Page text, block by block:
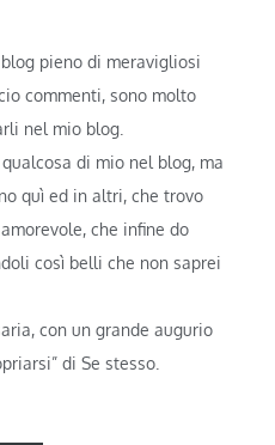
pieno di meravigliosi
commenti, sono molto
nel mio blog.
di mio nel blog, ma
quì ed in altri, che trovo
che infine do
così belli che non saprei
con un grande augurio
di Se stesso.